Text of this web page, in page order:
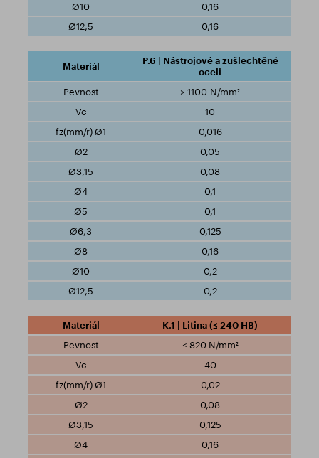
0,16
0,16
P.6 | Nástrojové a zušlechtěné
oceli
> 1100 N/mm²
10
0,016
0,05
0,08
0,1
0,1
0,125
0,16
0,2
0,2
K.1 | Litina (≤ 240 HB)
≤ 820 N/mm²
40
0,02
0,08
0,125
0,16